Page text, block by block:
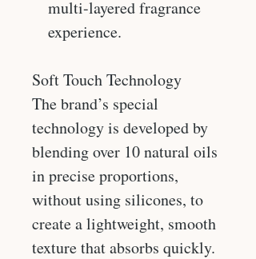
multi-layered fragrance
experience.
Soft Touch Technology
The brand’s special
technology is developed by
blending over 10 natural oils
in precise proportions,
without using silicones, to
create a lightweight, smooth
texture that absorbs quickly.